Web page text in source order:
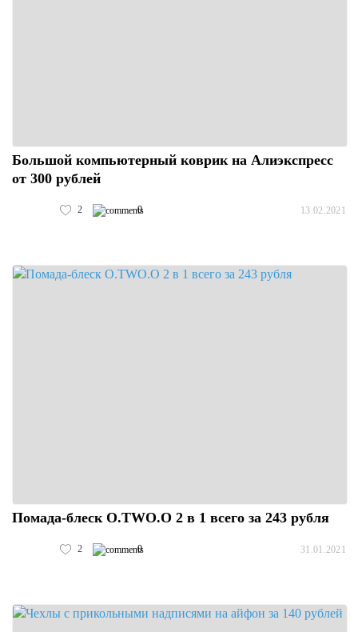
Большой компьютерный коврик на Алиэкспресс
от 300 рублей
2 0 13.02.2021
Помада-блеск O.TWO.O 2 в 1 всего за 243 рубля
2 0 31.01.2021